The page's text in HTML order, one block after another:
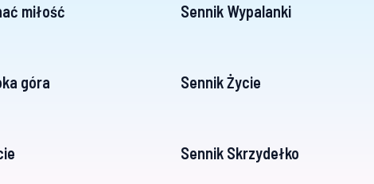
miłość Sennik Wypalanki
góra Sennik Życie
Sennik Skrzydełko